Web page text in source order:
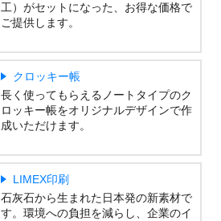
工）がセットになった、お得な価格で
ご提供します。
クロッキー帳
長く使ってもらえるノートタイプのク
ロッキー帳をオリジナルデザインで作
成いただけます。
LIMEX印刷
石灰石から生まれた日本発の新素材で
す。環境への負担を減らし、企業のイ